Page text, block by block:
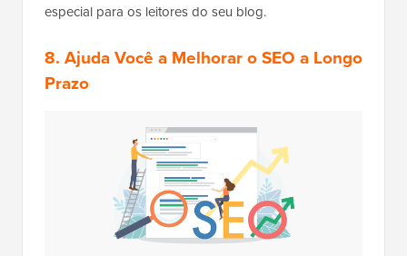
especial para os leitores do seu blog.
8. Ajuda Você a Melhorar o SEO a Longo
Prazo